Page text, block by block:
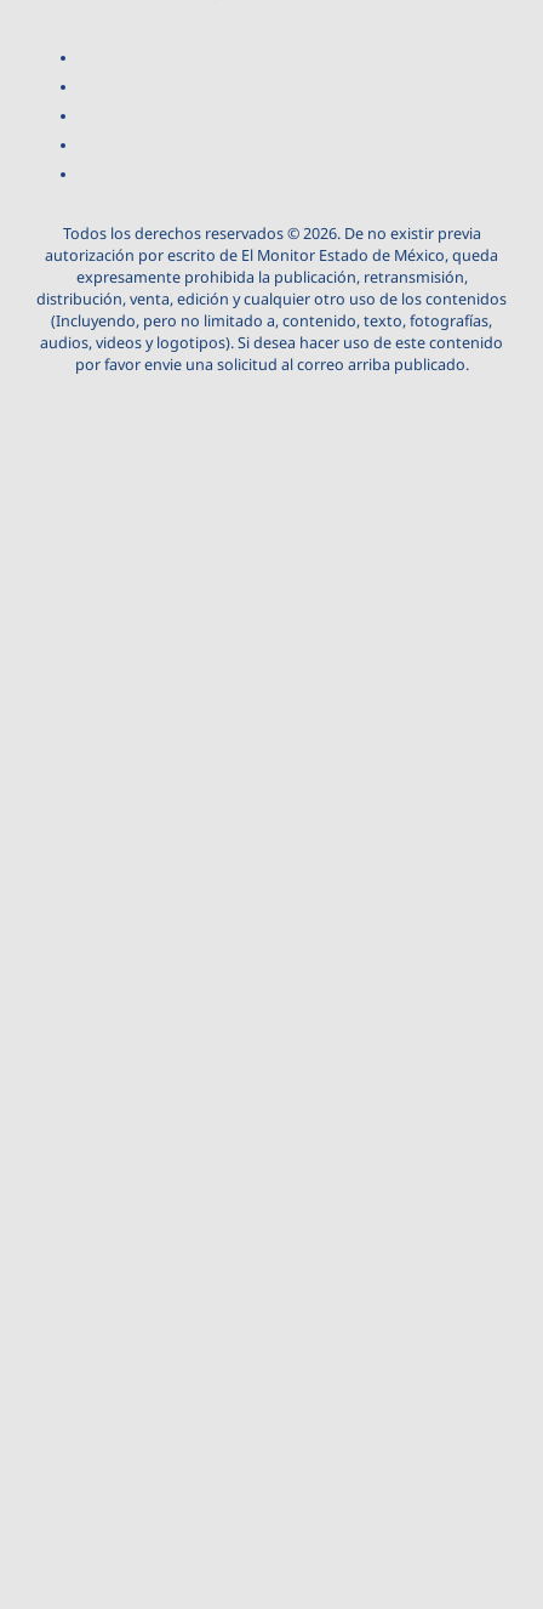
Todos los derechos reservados © 2026. De no existir previa
autorización por escrito de El Monitor Estado de México, queda
expresamente prohibida la publicación, retransmisión,
distribución, venta, edición y cualquier otro uso de los contenidos
(Incluyendo, pero no limitado a, contenido, texto, fotografías,
audios, videos y logotipos). Si desea hacer uso de este contenido
por favor envie una solicitud al correo arriba publicado.